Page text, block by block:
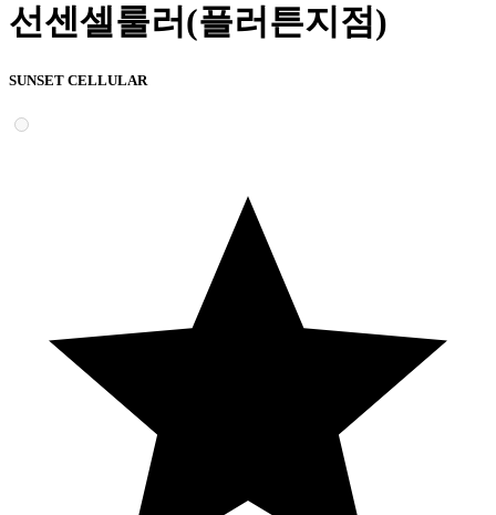
선센셀룰러(플러튼지점)
SUNSET CELLULAR